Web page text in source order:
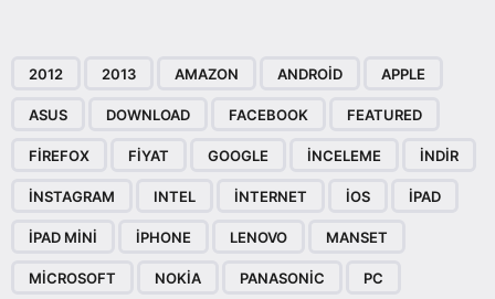
2012 2013 AMAZON ANDROID APPLE
ASUS DOWNLOAD FACEBOOK FEATURED
FIREFOX FIYAT GOOGLE INCELEME INDIR
INSTAGRAM INTEL INTERNET IOS IPAD
IPAD MINI IPHONE LENOVO MANSET
MICROSOFT NOKIA PANASONIC PC